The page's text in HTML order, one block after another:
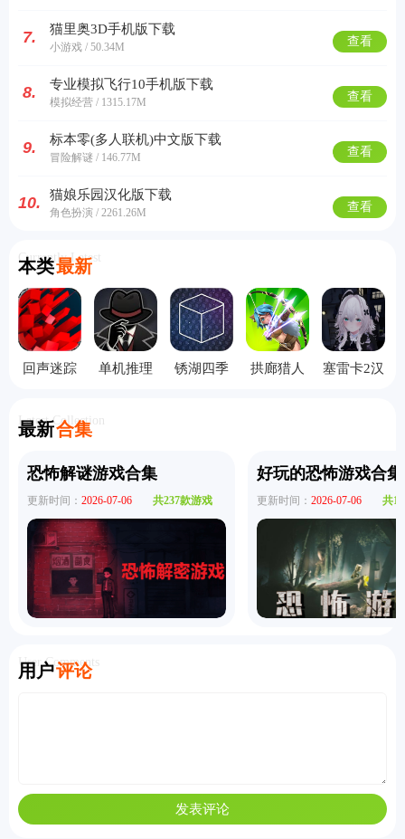
7. 猫里奥3D手机版下载
小游戏 / 50.34M 查看
8. 专业模拟飞行10手机版下载
模拟经营 / 1315.17M 查看
9. 标本零(多人联机)中文版下载
冒险解谜 / 146.77M 查看
10. 猫娘乐园汉化版下载
角色扮演 / 2261.26M 查看
本类最新
Currently Latest
回声迷踪
单机推理
锈湖四季
拱廊猎人
塞雷卡2汉
最新合集
Latest Collection
恐怖解谜游戏合集
更新时间： 2026-07-06 共237款游戏
好玩的恐怖游戏合集
更新时间： 2026-07-06 共
用户评论
User Comments